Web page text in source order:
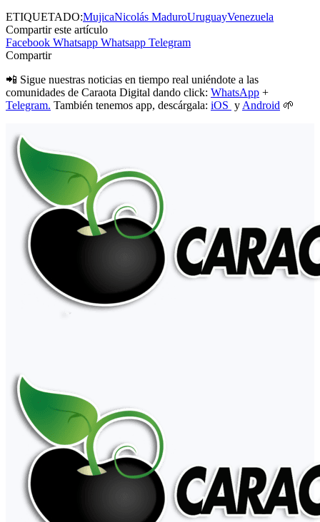
ETIQUETADO:MujicaNicolás MaduroUruguayVenezuela
Compartir este artículo
Facebook Whatsapp Whatsapp Telegram
Compartir
📲 Sigue nuestras noticias en tiempo real uniéndote a las
comunidades de Caraota Digital dando click: WhatsApp +
Telegram. También tenemos app, descárgala: iOS y Android 🌱